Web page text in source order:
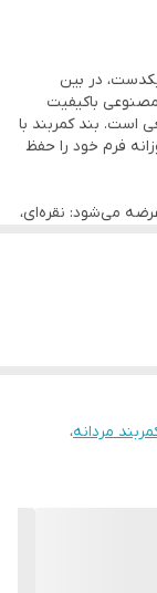
در بین
باکیفیت
است. بند کمربند با
فرم خود را حفظ
می‌شود: نقره‌ای،
مردانه،